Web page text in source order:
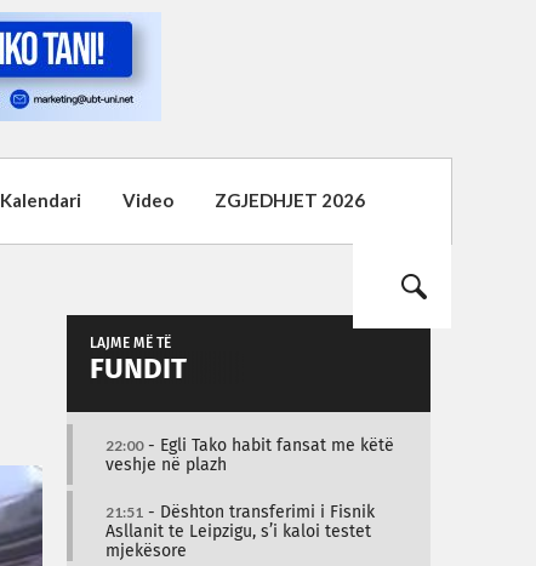
Kalendari Video ZGJEDHJET 2026
LAJME MË TË
FUNDIT
22:00- Egli Tako habit fansat me këtë
veshje në plazh
21:51 - Dështon transferimi i Fisnik
Asllanit te Leipzigu, s’i kaloi testet
mjekësore